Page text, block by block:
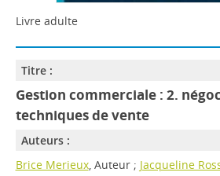
Livre adulte
Titre :
Gestion commerciale : 2.
techniques de vente
Auteurs :
Brice Merieux, Auteur ; Jacqueline